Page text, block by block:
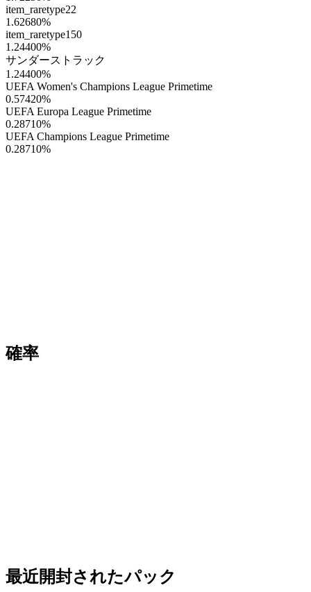
item_raretype22
1.62680%
item_raretype150
1.24400%
サンダーストラック
1.24400%
UEFA Women's Champions League Primetime
0.57420%
UEFA Europa League Primetime
0.28710%
UEFA Champions League Primetime
0.28710%
確率
最近開封されたパック